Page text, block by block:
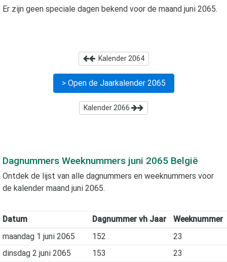
Er zijn geen speciale dagen bekend voor de maand juni 2065.
Kalender 2064
> Open de Jaarkalender 2065
Kalender 2066
Dagnummers Weeknummers juni 2065 België
Ontdek de lijst van alle dagnummers en weeknummers voor
de kalender maand juni 2065.
Datum Dagnummer vh Jaar
Weeknummer
maandag 1 juni 2065
152
23
dinsdag 2 juni 2065
153
23